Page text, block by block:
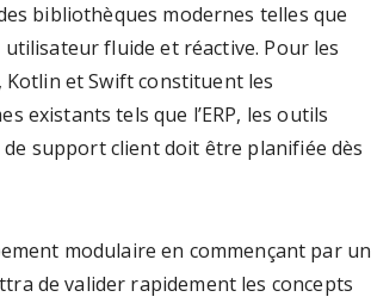
bibliothèques modernes telles que
fluide et réactive. Pour les
Kotlin et Swift constituent les
existants tels que l’ERP, les outils
support client doit être planifiée dès
modulaire en commençant par un
de valider rapidement les concepts